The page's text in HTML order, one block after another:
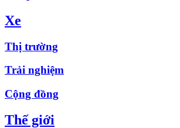
Xe
Thị trường
Trải nghiệm
Cộng đồng
Thế giới